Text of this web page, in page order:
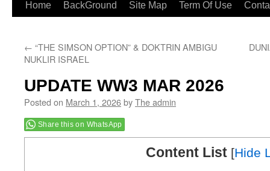
Home BackGround Site Map Term Of Use
← “THE SIMSON OPTION” & DOKTRIN AMBIGU
NUKLIR ISRAEL
UPDATE WW3 MAR 2026
Posted on March 1, 2026byThe admin
Share this on WhatsApp
Content List [Hide